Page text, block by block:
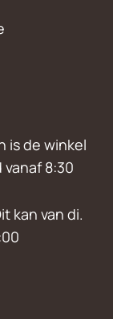
is de winkel
8:30
kan van di.